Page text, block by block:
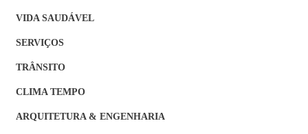
VIDA SAUDÁVEL
SERVIÇOS
TRÂNSITO
CLIMA TEMPO
ARQUITETURA & ENGENHARIA